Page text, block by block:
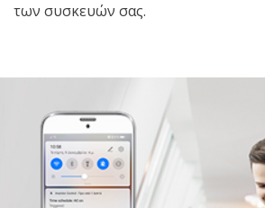
των συσκευών σας.